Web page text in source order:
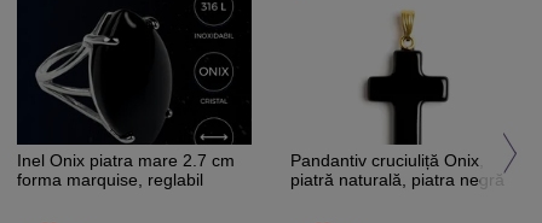
Inel Onix piatra mare 2.7 cm
forma marquise, reglabil
Pandantiv cruciuliță Onix,
piatră naturală, piatra negră